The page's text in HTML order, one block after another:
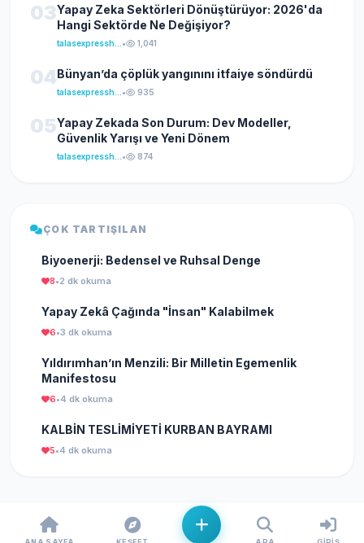
03Yapay Zeka Sektörleri Dönüştürüyor: 2026'da
Hangi Sektörde Ne Değişiyor?
• 1,041
04Bünyan’da çöplük yangınını itfaiye söndürdü
• 935
05Yapay Zekada Son Durum: Dev Modeller,
Güvenlik Yarışı ve Yeni Dönem
• 874
ÇOK TARTIŞILAN
Biyoenerji: Bedensel ve Ruhsal Denge
8•2 dk okuma
Yapay Zekâ Çağında "İnsan" Kalabilmek
6•3 dk okuma
Yıldırımhan’ın Menzili: Bir Milletin Egemenlik
Manifestosu
6•4 dk okuma
KALBİN TESLİMİYETİ KURBAN BAYRAMI
5•4 dk okuma